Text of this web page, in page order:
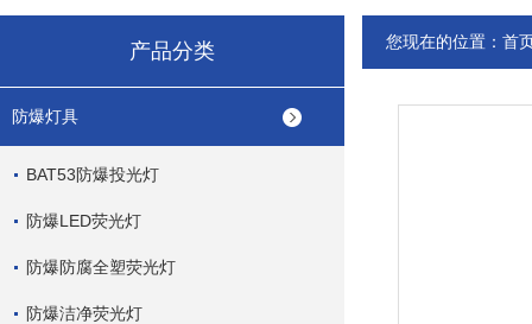
产品分类
防爆灯具
BAT53防爆投光灯
防爆LED荧光灯
防爆防腐全塑荧光灯
防爆洁净荧光灯
您现在的位置： 首